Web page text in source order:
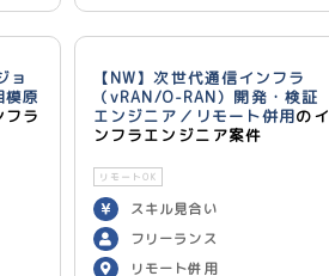
ョ
模原
フラ
【NW】次世代通信インフラ
（vRAN/O-RAN）開発・検証
エンジニア／リモート併用のイ
ンフラエンジニア案件
リモートOK
スキル見合い
フリーランス
リモート併用